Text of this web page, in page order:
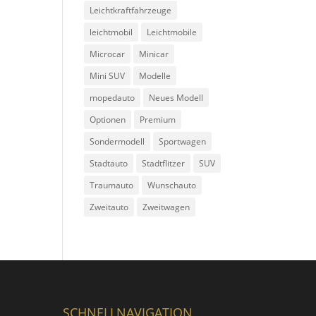
Leichtkraftfahrzeuge
leichtmobil
Leichtmobile
Microcar
Minicar
Mini SUV
Modelle
mopedauto
Neues Modell
Optionen
Premium
Sondermodell
Sportwagen
Stadtauto
Stadtflitzer
SUV
Traumauto
Wunschauto
Zweitauto
Zweitwagen
SCHNELLNAVIGATION